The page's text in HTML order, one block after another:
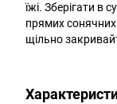
їжі. Зберігати в
прямих
щільно